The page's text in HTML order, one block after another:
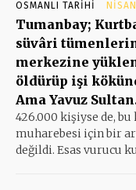
OSMANLI TARIHI
Tumanbay;
süvâri
merkezine
öldürüp işi
Ama Yavuz
426.000 kişiyse de,
muharebesi için bir
değildi. Esas vurucu